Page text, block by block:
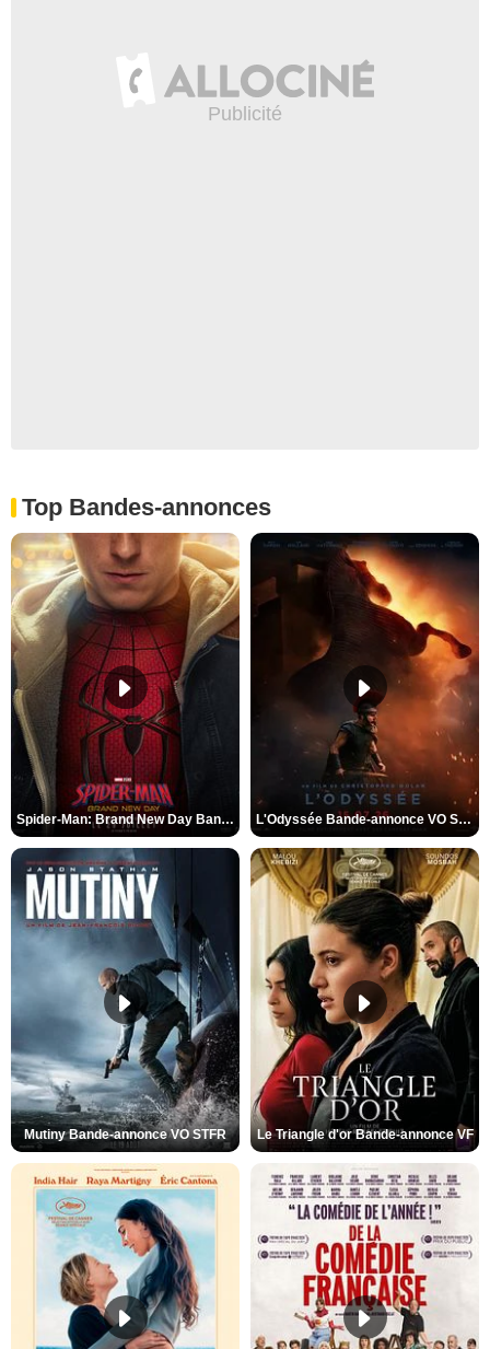
Top Bandes-annonces
Spider-Man: Brand New Day Bande-annonce VO STFR L'Odyssée Bande-annonce VO STFR
Mutiny Bande-annonce VO STFR Le Triangle d'or Bande-annonce VF